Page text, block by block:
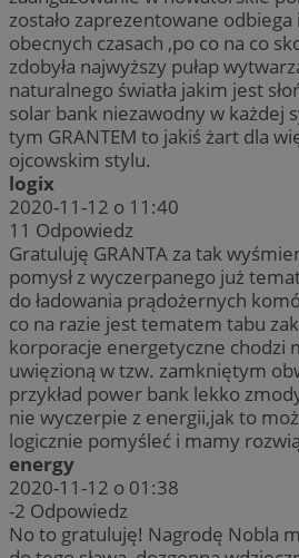
zostało zaprezentowane
obecnych czasach ,po co na co
zdobyła najwyższy pułap
naturalnego światła jakim jest
solar bank niezawodny w każdej
tym GRANTEM to jakiś żart dla
ojcowskim stylu.
logix
2020-11-12 o 11:40
11 Odpowiedz
Gratuluję GRANTA za tak
pomysł z wyczerpanego już
do ładowania prądożernych
co na razie jest tematem tabu
korporacje energetyczne chodzi
uwięzioną w tzw. zamkniętym
przykład power bank lekko
nie wyczerpie z energii,jak to
logicznie pomyśleć i mamy
energy
2020-11-12 o 01:38
-2 Odpowiedz
No to gratuluję! Nagrodę Nobla